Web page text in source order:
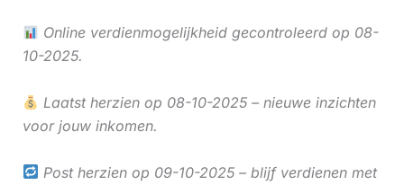
Online verdienmogelijkheid gecontroleerd op 08-
10-2025.
Laatst herzien op 08-10-2025 – nieuwe inzichten
voor jouw inkomen.
Post herzien op 09-10-2025 – blijf verdienen met